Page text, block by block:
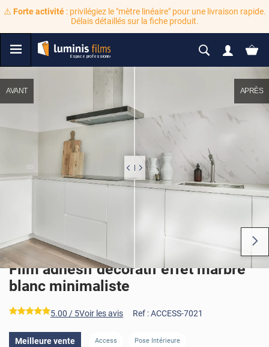
⚠️ Forte activité: privilégiez le "mètre linéaire" pour une livraison rapide.
Délais détaillés sur la fiche produit.
AVANT APRÈS
Film adhésif décoratif effet marbre
blanc minimaliste
*****
5.00 / 5Voir les avis Ref :ACCESS-7021
Meilleure vente Access Pose Intérieure